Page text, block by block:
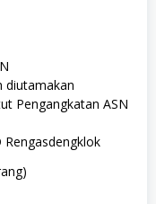
diutamakan
Pengangkatan ASN
Rengasdengklok